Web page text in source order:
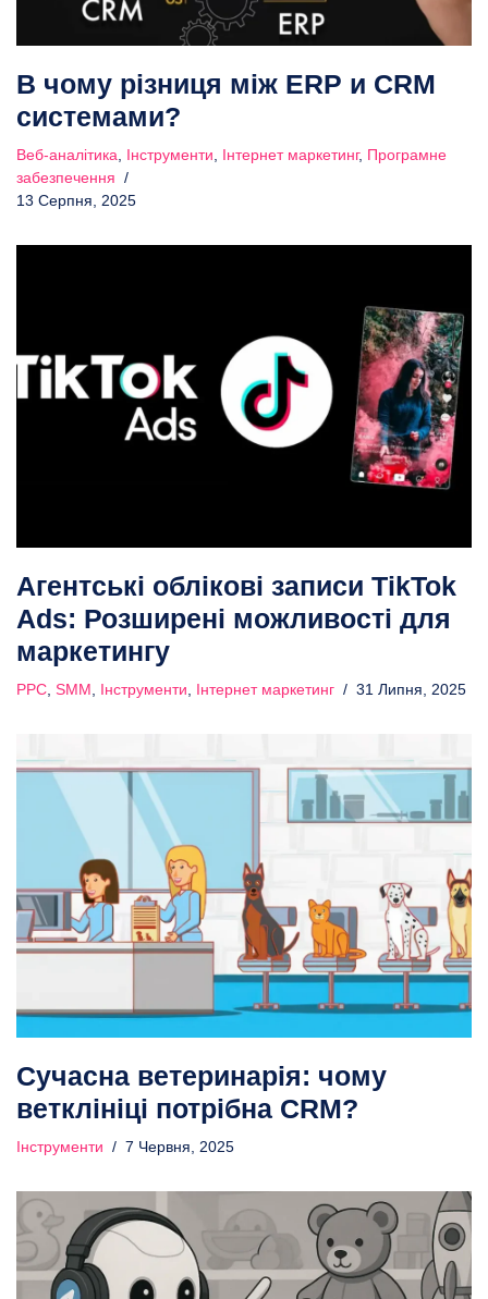
В чому різниця між ERP и CRM
системами?
Веб-аналітика Інструменти Інтернет маркетинг, Програмне
забезпечення
13 Серпня, 2025
Агентські облікові записи TikTok
Ads: Розширені можливості для
маркетингу
PPC, SMM , Інструменти, Інтернет маркетинг 31 Липня, 2025
Сучасна ветеринарія: чому
ветклініці потрібна CRM?
Інструменти 7 Червня, 2025